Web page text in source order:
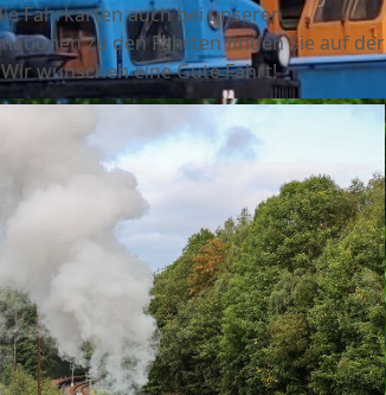
Fahrkarten auch bei unseren
zu den Fahrten finden Sie auf der
wünschen eine Gute Fahrt!